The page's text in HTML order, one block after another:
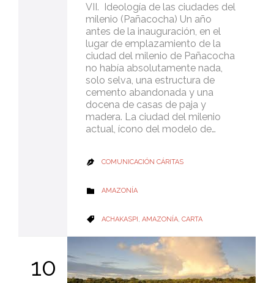
VII. Ideología de las ciudades del
milenio (Pañacocha) Un año
antes de la inauguración, en el
lugar de emplazamiento de la
ciudad del milenio de Pañacocha
no había absolutamente nada,
solo selva, una estructura de
cemento abandonada y una
docena de casas de paja y
madera. La ciudad del milenio
actual, ícono del modelo de…
 COMUNICACIÓN CÁRITAS
 CATEGORY
AMAZONÍA
 CATEGORY
ACHAKASPI, AMAZONÍA, CARTA
10